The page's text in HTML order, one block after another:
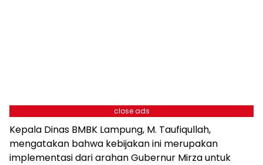
close ads
Kepala Dinas BMBK Lampung, M. Taufiqullah,
mengatakan bahwa kebijakan ini merupakan
implementasi dari arahan Gubernur Mirza untuk